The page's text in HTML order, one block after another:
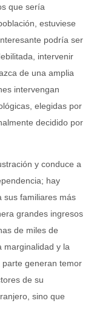
que sería
estuviese
podría ser
intervenir
de una amplia
intervengan
elegidas por
decidido por
y conduce a
hay
sus familiares más
grandes ingresos
de miles de
marginalidad y la
generan temor
de su
sino que